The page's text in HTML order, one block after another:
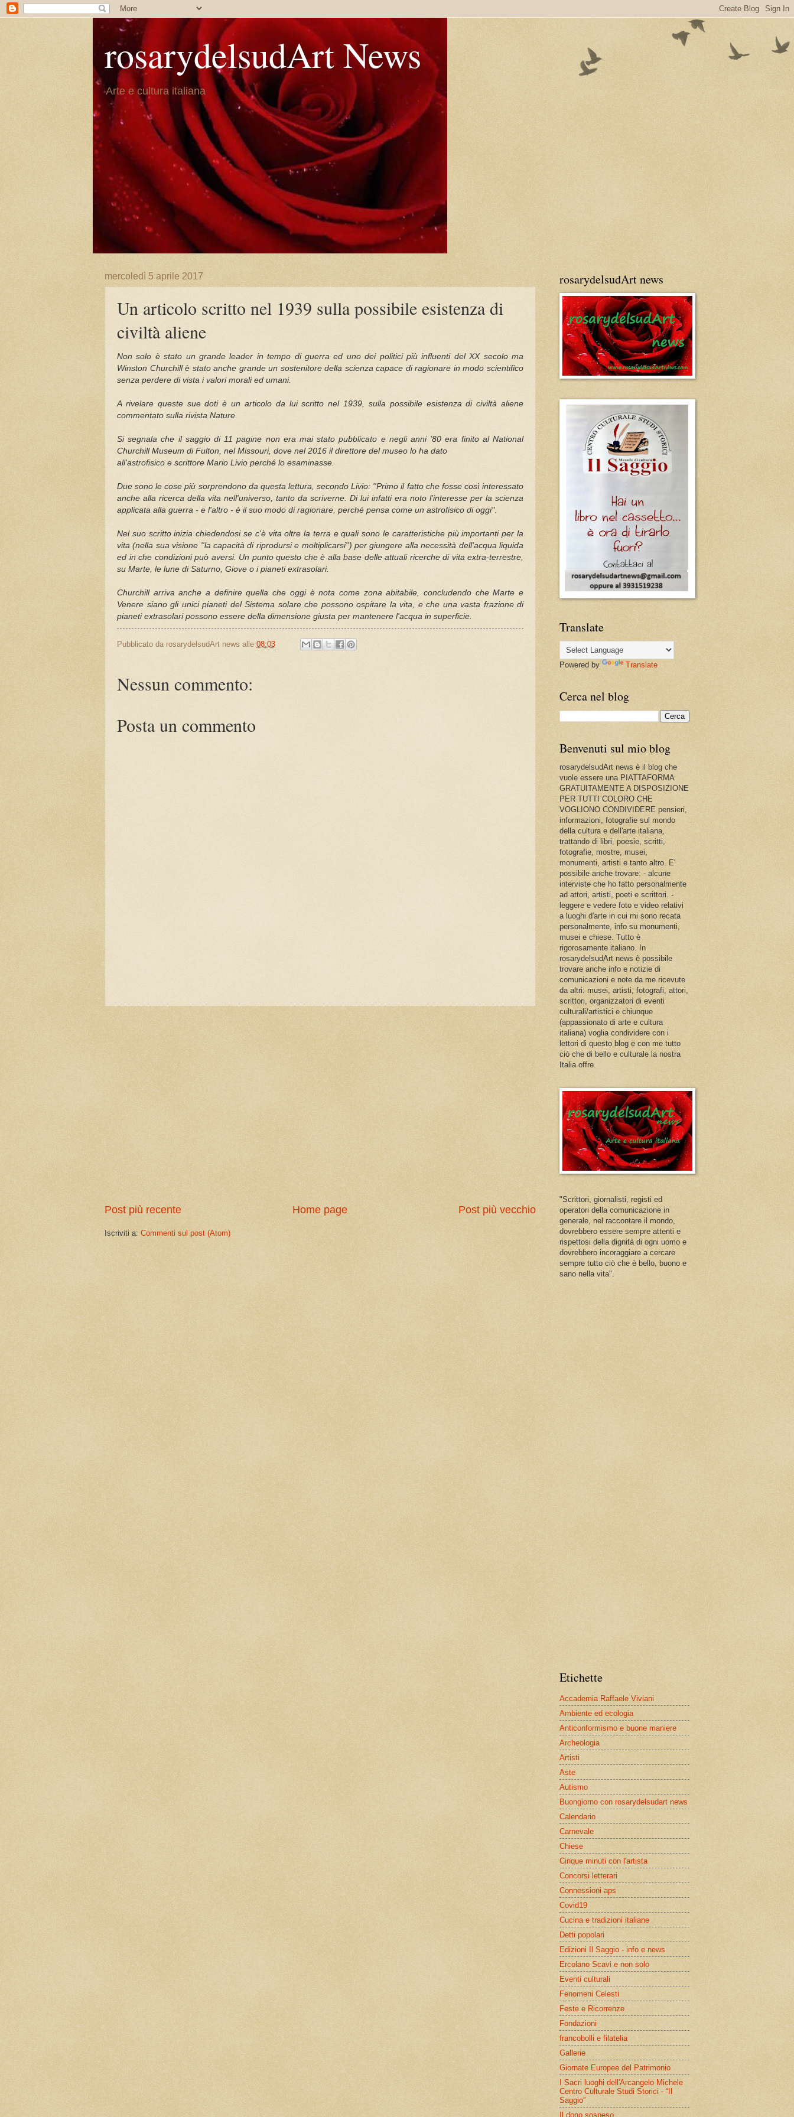
rosarydelsudArt News
Arte e cultura italiana
mercoledì 5 aprile 2017
Un articolo scritto nel 1939 sulla possibile esistenza di
civiltà aliene
Non solo è stato un grande leader in tempo di guerra ed uno dei politici più influenti del XX secolo ma
Winston Churchill è stato anche grande un sostenitore della scienza capace di ragionare in modo scientifico
senza perdere di vista i valori morali ed umani.
A rivelare queste sue doti è un articolo da lui scritto nel 1939, sulla possibile esistenza di civiltà aliene
commentato sulla rivista Nature.
Si segnala che il saggio di 11 pagine non era mai stato pubblicato e negli anni '80 era finito al National
Churchill Museum di Fulton, nel Missouri, dove nel 2016 il direttore del museo lo ha dato
all'astrofisico e scrittore Mario Livio perché lo esaminasse.
Due sono le cose più sorprendono da questa lettura, secondo Livio: ''Primo il fatto che fosse così interessato
anche alla ricerca della vita nell'universo, tanto da scriverne. Di lui infatti era noto l'interesse per la scienza
applicata alla guerra - e l'altro - è il suo modo di ragionare, perché pensa come un astrofisico di oggi''.
Nel suo scritto inizia chiedendosi se c'è vita oltre la terra e quali sono le caratteristiche più importanti per la
vita (nella sua visione ''la capacità di riprodursi e moltiplicarsi'') per giungere alla necessità dell'acqua liquida
ed in che condizioni può aversi. Un punto questo che è alla base delle attuali ricerche di vita extra-terrestre,
su Marte, le lune di Saturno, Giove o i pianeti extrasolari.
Churchill arriva anche a definire quella che oggi è nota come zona abitabile, concludendo che Marte e
Venere siano gli unici pianeti del Sistema solare che possono ospitare la vita, e che una vasta frazione di
pianeti extrasolari possono essere della dimensione giusta per mantenere l'acqua in superficie.
Pubblicato da rosarydelsudArt news alle 08:03
Nessun commento:
Posta un commento
Post più recente Post più vecchio
Home page
Iscriviti a: Commenti sul post (Atom)
rosarydelsudArt news
Translate
Powered by Translate
Cerca nel blog
Benvenuti sul mio blog
rosarydelsudArt news è il blog che
vuole essere una PIATTAFORMA
GRATUITAMENTE A DISPOSIZIONE
PER TUTTI COLORO CHE
VOGLIONO CONDIVIDERE pensieri,
informazioni, fotografie sul mondo
della cultura e dell'arte italiana,
trattando di libri, poesie, scritti,
fotografie, mostre, musei,
monumenti, artisti e tanto altro. E'
possibile anche trovare: - alcune
interviste che ho fatto personalmente
ad attori, artisti, poeti e scrittori. -
leggere e vedere foto e video relativi
a luoghi d'arte in cui mi sono recata
personalmente, info su monumenti,
musei e chiese. Tutto è
rigorosamente italiano. In
rosarydelsudArt news è possibile
trovare anche info e notizie di
comunicazioni e note da me ricevute
da altri: musei, artisti, fotografi, attori,
scrittori, organizzatori di eventi
culturali/artistici e chiunque
(appassionato di arte e cultura
italiana) voglia condividere con i
lettori di questo blog e con me tutto
ciò che di bello e culturale la nostra
Italia offre.
"Scrittori, giornalisti, registi ed
operatori della comunicazione in
generale, nel raccontare il mondo,
dovrebbero essere sempre attenti e
rispettosi della dignità di ogni uomo e
dovrebbero incoraggiare a cercare
sempre tutto ciò che è bello, buono e
sano nella vita".
Etichette
Accademia Raffaele Viviani
Ambiente ed ecologia
Anticonformismo e buone maniere
Archeologia
Artisti
Aste
Autismo
Buongiorno con rosarydelsudart news
Calendario
Carnevale
Chiese
Cinque minuti con l'artista
Concorsi letterari
Connessioni aps
Covid19
Cucina e tradizioni italiane
Detti popolari
Edizioni Il Saggio - info e news
Ercolano Scavi e non solo
Eventi culturali
Fenomeni Celesti
Feste e Ricorrenze
Fondazioni
francobolli e filatelia
Gallerie
Giornate Europee del Patrimonio
I Sacri luoghi dell'Arcangelo Michele
Centro Culturale Studi Storici - “Il
Saggio”
Il dono sospeso